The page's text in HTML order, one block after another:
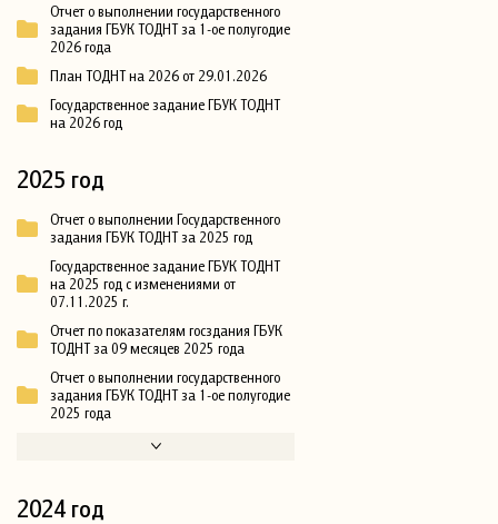
Отчет о выполнении государственного
задания ГБУК ТОДНТ за 1-ое полугодие
2026 года
План ТОДНТ на 2026 от 29.01.2026
Государственное задание ГБУК ТОДНТ
на 2026 год
2025 год
Отчет о выполнении Государственного
задания ГБУК ТОДНТ за 2025 год
Государственное задание ГБУК ТОДНТ
на 2025 год с изменениями от
07.11.2025 г.
Отчет по показателям госздания ГБУК
ТОДНТ за 09 месяцев 2025 года
Отчет о выполнении государственного
задания ГБУК ТОДНТ за 1-ое полугодие
2025 года
2024 год